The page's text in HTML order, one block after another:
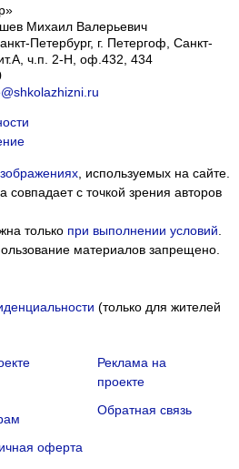
Михаил Валерьевич
Петербург, г. Петергоф, Санкт-
ч.п. 2-Н, оф.432, 434
, используемых на сайте.
совпадает с точкой зрения авторов
только при выполнении условий.
материалов запрещено.
(только для жителей
оферта
Реклама на
проекте
Обратная связь